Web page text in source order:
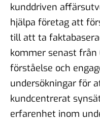
kunddriven
hjälpa företag att
till att ta
kommer senast från
förståelse och
undersökningar för
kundcentrerat
erfarenhet inom